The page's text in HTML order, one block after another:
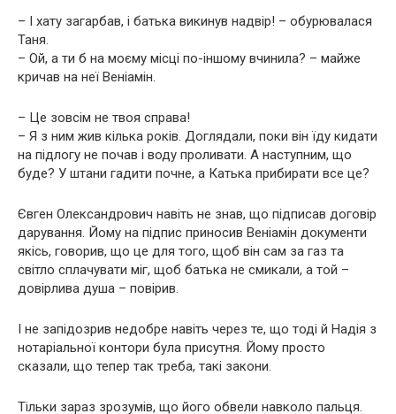
– І хату загарбав, і батька викинув надвір! – обурювалася
Таня.
– Ой, а ти б на моєму місці по-іншому вчинила? – майже
кричав на неї Веніамін.
– Це зовсім не твоя справа!
– Я з ним жив кілька років. Доглядали, поки він їду кидати
на підлогу не почав і воду проливати. А наступним, що
буде? У штани гадити почне, а Катька прибирати все це?
Євген Олександрович навіть не знав, що підписав договір
дарування. Йому на підпис приносив Веніамін документи
якісь, говорив, що це для того, щоб він сам за газ та
світло сплачувати міг, щоб батька не смикали, а той –
довірлива душа – повірив.
І не запідозрив недобре навіть через те, що тоді й Надія з
нотаріальної контори була присутня. Йому просто
сказали, що тепер так треба, такі закони.
Тільки зараз зрозумів, що його обвели навколо пальця.